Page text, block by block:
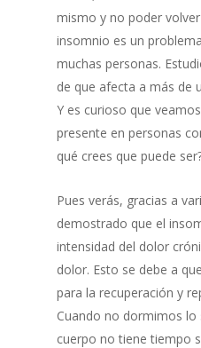
mismo y no poder
insomnio es un
muchas personas.
de que afecta a más de
Y es curioso que
presente en personas
qué crees que puede
Pues verás, gracias a
demostrado que el
intensidad del dolor
dolor. Esto se debe a
para la recuperación y
Cuando no dormimos
cuerpo no tiene tiempo